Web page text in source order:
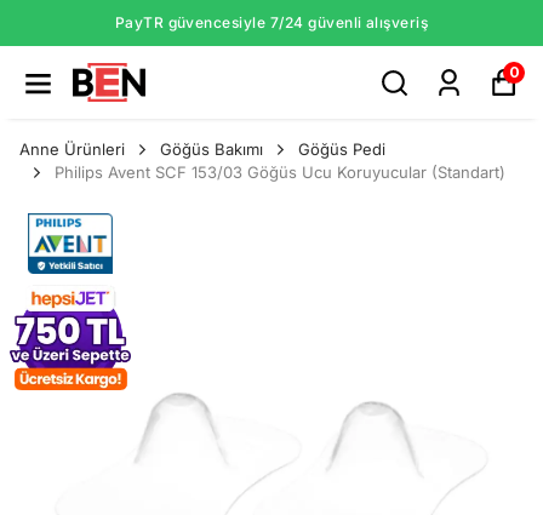
PayTR güvencesiyle 7/24 güvenli alışveriş
0
Anne Ürünleri Göğüs Bakımı
Göğüs Pedi
Philips Avent SCF 153/03 Göğüs Ucu Koruyucular (Standart)